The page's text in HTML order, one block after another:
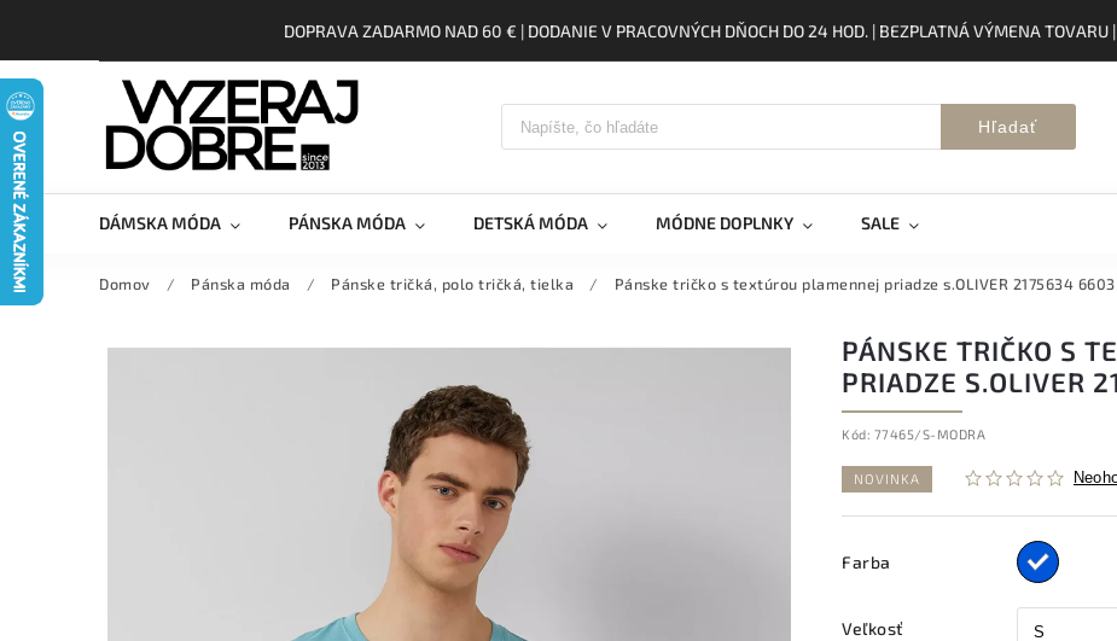
DOPRAVA ZADARMO NAD 60 € | DODANIE V PRACOVNÝCH DŇOCH DO 24 HOD. | BEZPLATNÁ VÝMENA
Hľadať
DÁMSKA MÓDA PÁNSKA MÓDA DETSKÁ MÓDA MÓDNE DOPLNKY SALE
Domov / Pánska móda / Pánske tričká, polo tričká, tielka / Pánske tričko s textúrou plamennej priadze s.OLIVER 2175634 6603
PÁNSKE TRIČKO S
PRIADZE S.OLIVER
Kód: 77465/S-MODRA
NOVINKA
Farba
Veľkosť